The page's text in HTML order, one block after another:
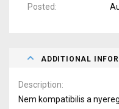
Posted
ADDITIONAL
Description
Nem kompatibilis a